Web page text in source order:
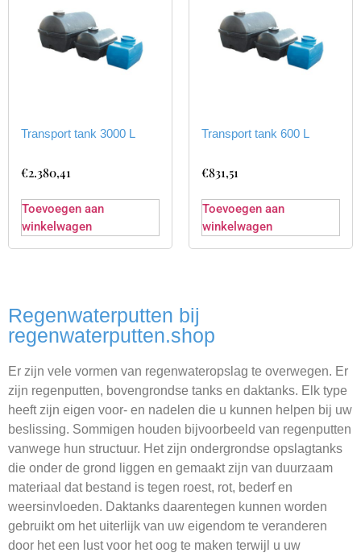
Transport tank 3000 L
€2.380,41
Toevoegen aan
winkelwagen
Transport tank 600 L
€831,51
Toevoegen aan
winkelwagen
Regenwaterputten bij
regenwaterputten.shop
Er zijn vele vormen van regenwateropslag te overwegen. Er
zijn regenputten, bovengrondse tanks en daktanks. Elk type
heeft zijn eigen voor- en nadelen die u kunnen helpen bij uw
beslissing. Sommigen houden bijvoorbeeld van regenputten
vanwege hun structuur. Het zijn ondergrondse opslagtanks
die onder de grond liggen en gemaakt zijn van duurzaam
materiaal dat bestand is tegen roest, rot, bederf en
weersinvloeden. Daktanks daarentegen kunnen worden
gebruikt om het uiterlijk van uw eigendom te veranderen
door het een lust voor het oog te maken terwijl u uw